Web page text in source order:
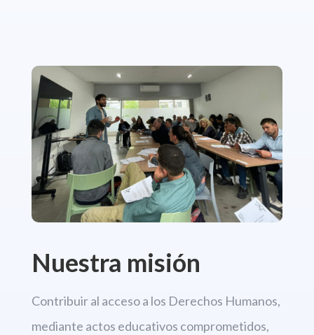
Nuestra misión
Contribuir al acceso a los Derechos Humanos,
mediante actos educativos comprometidos,